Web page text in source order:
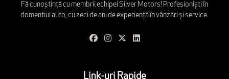
Fă cunoștință cu membrii echipei Silver Motors! Profesioniști în
domentiul auto, cu zeci de ani de experiență în vânzări și service.
Link-uri Rapide